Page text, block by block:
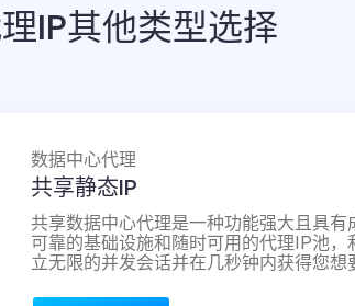
IP其他类型选择
数据中心代理
共享静态IP
共享数据中心代理是一种功能强大且具有
可靠的基础设施和随时可用的代理IP池
立无限的并发会话并在几秒钟内获得您想